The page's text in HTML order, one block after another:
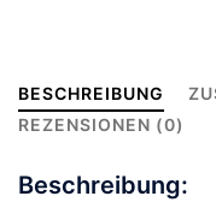
BESCHREIBUNG
REZENSIONEN (0)
Beschreibung: